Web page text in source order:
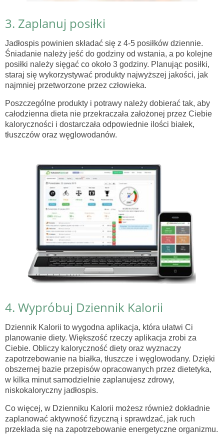
3. Zaplanuj posiłki
Jadłospis powinien składać się z 4-5 posiłków dziennie.
Śniadanie należy jeść do godziny od wstania, a po kolejne
posiłki należy sięgać co około 3 godziny. Planując posiłki,
staraj się wykorzystywać produkty najwyższej jakości, jak
najmniej przetworzone przez człowieka.
Poszczególne produkty i potrawy należy dobierać tak, aby
całodzienna dieta nie przekraczała założonej przez Ciebie
kaloryczności i dostarczała odpowiednie ilości białek,
tłuszczów oraz węglowodanów.
4. Wypróbuj Dziennik Kalorii
Dziennik Kalorii to wygodna aplikacja, która ułatwi Ci
planowanie diety. Większość rzeczy aplikacja zrobi za
Ciebie. Obliczy kaloryczność diety oraz wyznaczy
zapotrzebowanie na białka, tłuszcze i węglowodany. Dzięki
obszernej bazie przepisów opracowanych przez dietetyka,
w kilka minut samodzielnie zaplanujesz zdrowy,
niskokaloryczny jadłospis.
Co więcej, w Dzienniku Kalorii możesz również dokładnie
zaplanować aktywność fizyczną i sprawdzać, jak ruch
przekłada się na zapotrzebowanie energetyczne organizmu.